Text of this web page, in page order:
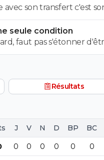
son transfert c'est
il sait quoi faire.
seule condition
faut pas s'étonner
Résultats
J V N D BP BC
0 0 0 0 0 0